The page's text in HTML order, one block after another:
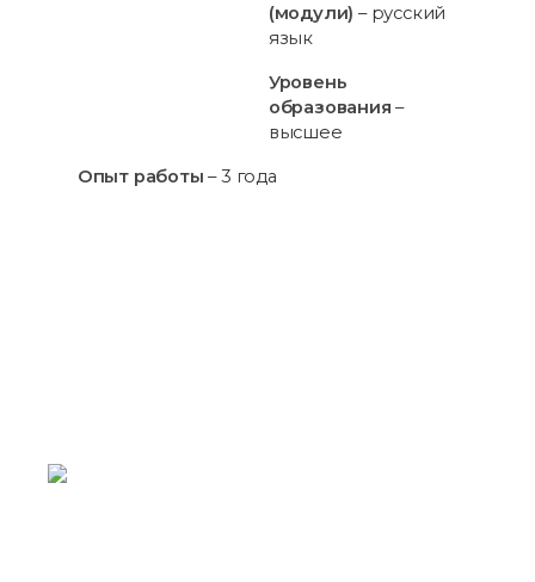
(модули) – русский
язык
Уровень
образования –
высшее
Опыт работы – 3 года